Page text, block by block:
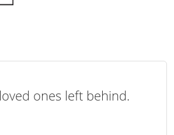
ones left behind.